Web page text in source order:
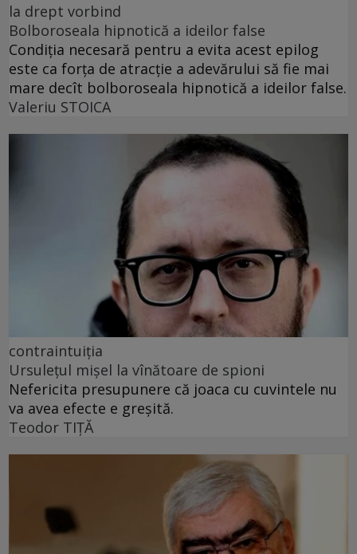
la drept vorbind
Bolboroseala hipnotică a ideilor false
Condiția necesară pentru a evita acest epilog
este ca forța de atracție a adevărului să fie mai
mare decît bolboroseala hipnotică a ideilor false.
Valeriu STOICA
contraintuiția
Ursulețul mișel la vînătoare de spioni
Nefericita presupunere că joaca cu cuvintele nu
va avea efecte e greșită.
Teodor TIŢĂ